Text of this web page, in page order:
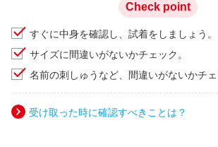
Check point
すぐに中身を確認し、試着をしましょう。
サイズに間違いがないかチェック。
名前の刺しゅうなど、間違いがないかチェ
受け取った時に確認すべきことは？